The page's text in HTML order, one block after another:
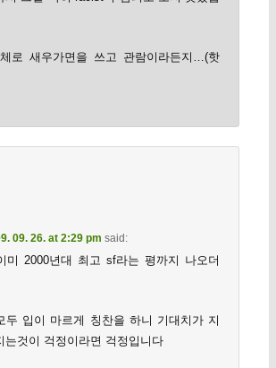
로 새우가면을 쓰고 관람이라든지…(핫
09. 26. at 2:29 pm said:
미 2000년대 최고 sf라는 평까지 나오더
두 입이 마르게 칭찬을 하니 기대치가 지
는것이 걱정이라면 걱정입니다